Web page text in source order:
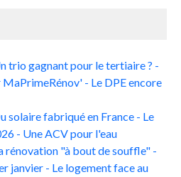
trio gagnant pour le tertiaire ? -
- Le DPE encore
solaire fabriqué en France - Le
- Une ACV pour l'eau
rénovation "à bout de souffle" -
janvier - Le logement face au